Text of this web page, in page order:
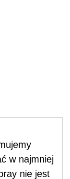
w najmniej
nie jest